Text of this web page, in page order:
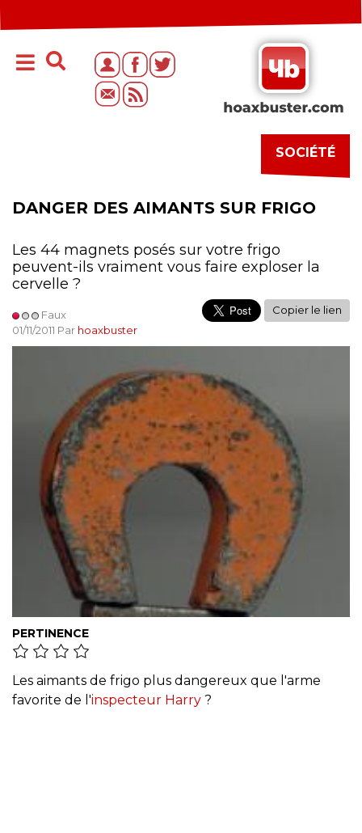
SOCIÉTÉ
DANGER DES AIMANTS SUR FRIGO
Les 44 magnets posés sur votre frigo
peuvent-ils vraiment vous faire exploser la
cervelle ?
Faux
01/11/2011 Par hoaxbuster
Copier le lien
PERTINENCE
Les aimants de frigo plus dangereux que l'arme
favorite de l'inspecteur Harry ?